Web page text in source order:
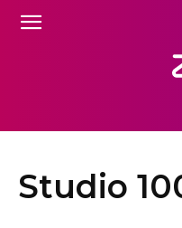
Studio